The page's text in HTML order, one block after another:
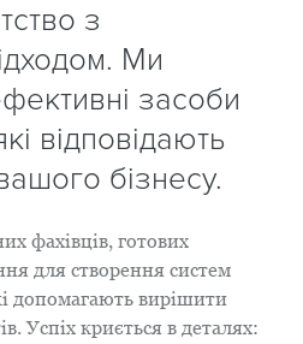
з
Ми
засоби
відповідають
бізнесу.
фахівців, готових
для створення систем
допомагають вирішити
Успіх криється в деталях: